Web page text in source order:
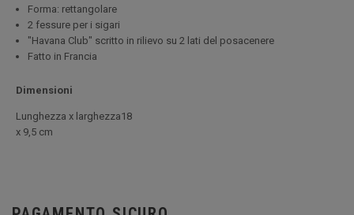
Forma: rettangolare
2 fessure per i sigari
"Havana Club" scritto in rilievo su 2 lati del posacenere
Fatto in Francia
Dimensioni
Lunghezza x larghezza18
x 9,5 cm